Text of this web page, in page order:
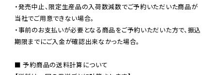
・発売中止、限定生産品の入荷数減数でご予約いただいた商品が
当社でご用意できない場合。
・事前のお支払いが必要となる商品をご予約いただいた方で、振込
期限までにご入金が確認出来なかった場合。
■ 予約商品の送料計算について